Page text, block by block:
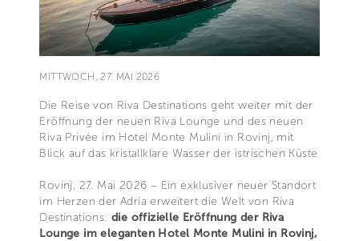
MITTWOCH, 27. MAI 2026
Die Reise von Riva Destinations geht weiter mit der
Eröffnung der neuen Riva Lounge und des neuen
Riva Privée im Hotel Monte Mulini in Rovinj, mit
Blick auf das kristallklare Wasser der istrischen Küste
Rovinj, 27. Mai 2026 – Ein exklusiver neuer Standort
im Herzen der Adria erweitert die Welt von Riva
Destinations: die offizielle Eröffnung der Riva
Lounge im eleganten Hotel Monte Mulini in Rovinj,